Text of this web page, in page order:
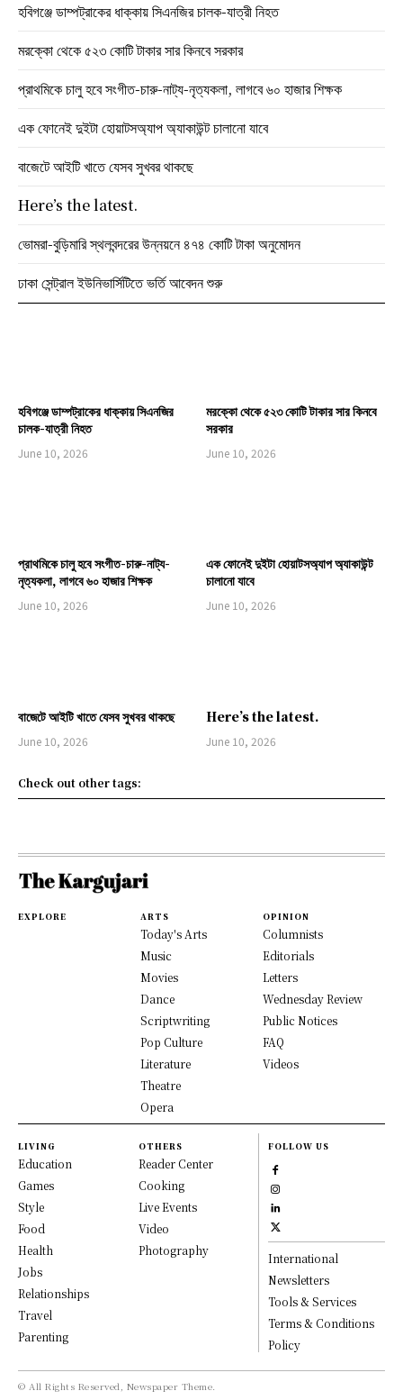
হবিগঞ্জে ডাম্পট্রাকের ধাক্কায় সিএনজির
চালক-যাত্রী নিহত
June 10, 2026
মরক্কো থেকে ৫২৩ কোটি টাকার সার কিনবে
সরকার
June 10, 2026
প্রাথমিকে চালু হবে সংগীত-চারু-নাট্য-
নৃত্যকলা, লাগবে ৬০ হাজার শিক্ষক
June 10, 2026
এক ফোনেই দুইটা হোয়াটসঅ্যাপ অ্যাকাউন্ট
চালানো যাবে
June 10, 2026
বাজেটে আইটি খাতে যেসব সুখবর থাকছে
June 10, 2026
Here’s the latest.
June 10, 2026
Check out other tags:
হবিগঞ্জে ডাম্পট্রাকের ধাক্কায় সিএনজির চালক-যাত্রী নিহত
মরক্কো থেকে ৫২৩ কোটি টাকার সার কিনবে সরকার
প্রাথমিকে চালু হবে সংগীত-চারু-নাট্য-নৃত্যকলা, লাগবে ৬০ হাজার শিক্ষক
এক ফোনেই দুইটা হোয়াটসঅ্যাপ অ্যাকাউন্ট চালানো যাবে
বাজেটে আইটি খাতে যেসব সুখবর থাকছে
Here’s the latest.
ভোমরা-বুড়িমারি স্থলবন্দরের উন্নয়নে ৪৭৪ কোটি টাকা অনুমোদন
ঢাকা সেন্ট্রাল ইউনিভার্সিটিতে ভর্তি আবেদন শুরু
EXPLORE ARTS
Today's Arts
Music
Movies
Dance
Scriptwriting
Pop Culture
Literature
Theatre
Opera
OPINION
Columnists
Editorials
Letters
Wednesday Review
Public Notices
FAQ
Videos
LIVING
Education
Games
Style
Food
Health
Jobs
Relationships
Travel
Parenting
OTHERS
Reader Center
Cooking
Live Events
Video
Photography
FOLLOW US
International
Newsletters
Tools & Services
Terms & Conditions
Policy
© All Rights Reserved, Newspaper Theme.